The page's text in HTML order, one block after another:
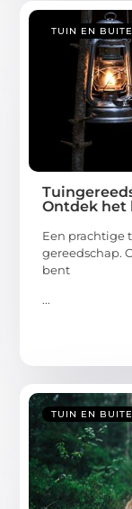
TUIN EN
Ontdek het
Een prachtige
gereedschap.
bent
...
TUIN EN